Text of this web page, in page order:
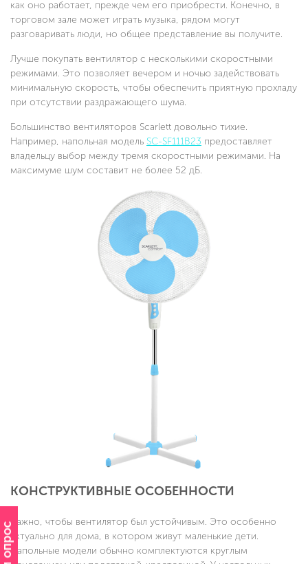
как оно работает, прежде чем его приобрести. Конечно, в
торговом зале может играть музыка, рядом могут
разговаривать люди, но общее представление вы получите.
Лучше покупать вентилятор с несколькими скоростными
режимами. Это позволяет вечером и ночью задействовать
минимальную скорость, чтобы обеспечить приятную прохладу
при отсутствии раздражающего шума.
Большинство вентиляторов Scarlett довольно тихие.
Например, напольная модель SC-SF111B23 предоставляет
владельцу выбор между тремя скоростными режимами. На
максимуме шум составит не более 52 дБ.
КОНСТРУКТИВНЫЕ ОСОБЕННОСТИ
Важно, чтобы вентилятор был устойчивым. Это особенно
актуально для дома, в котором живут маленькие дети.
Напольные модели обычно комплектуются круглым